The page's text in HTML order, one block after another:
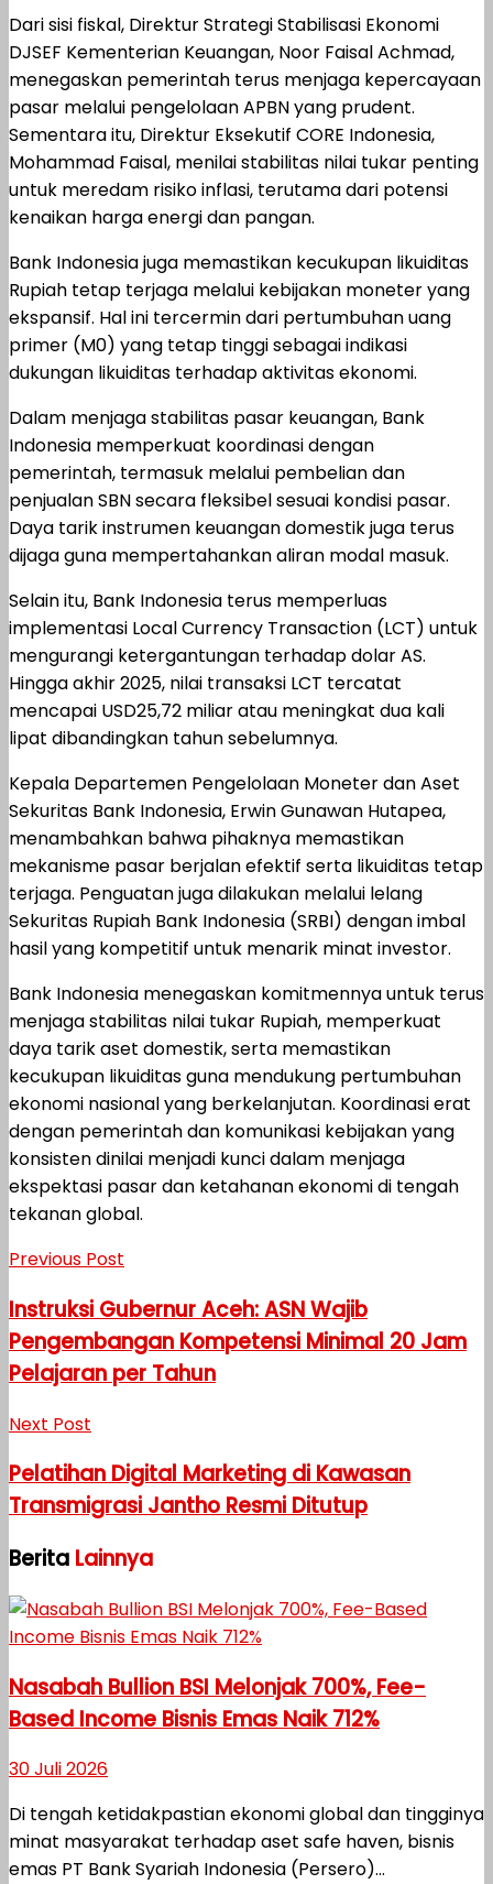
Dari sisi fiskal, Direktur Strategi Stabilisasi Ekonomi
DJSEF Kementerian Keuangan, Noor Faisal Achmad,
menegaskan pemerintah terus menjaga kepercayaan
pasar melalui pengelolaan APBN yang prudent.
Sementara itu, Direktur Eksekutif CORE Indonesia,
Mohammad Faisal, menilai stabilitas nilai tukar penting
untuk meredam risiko inflasi, terutama dari potensi
kenaikan harga energi dan pangan.
Bank Indonesia juga memastikan kecukupan likuiditas
Rupiah tetap terjaga melalui kebijakan moneter yang
ekspansif. Hal ini tercermin dari pertumbuhan uang
primer (M0) yang tetap tinggi sebagai indikasi
dukungan likuiditas terhadap aktivitas ekonomi.
Dalam menjaga stabilitas pasar keuangan, Bank
Indonesia memperkuat koordinasi dengan
pemerintah, termasuk melalui pembelian dan
penjualan SBN secara fleksibel sesuai kondisi pasar.
Daya tarik instrumen keuangan domestik juga terus
dijaga guna mempertahankan aliran modal masuk.
Selain itu, Bank Indonesia terus memperluas
implementasi Local Currency Transaction (LCT) untuk
mengurangi ketergantungan terhadap dolar AS.
Hingga akhir 2025, nilai transaksi LCT tercatat
mencapai USD25,72 miliar atau meningkat dua kali
lipat dibandingkan tahun sebelumnya.
Kepala Departemen Pengelolaan Moneter dan Aset
Sekuritas Bank Indonesia, Erwin Gunawan Hutapea,
menambahkan bahwa pihaknya memastikan
mekanisme pasar berjalan efektif serta likuiditas tetap
terjaga. Penguatan juga dilakukan melalui lelang
Sekuritas Rupiah Bank Indonesia (SRBI) dengan imbal
hasil yang kompetitif untuk menarik minat investor.
Bank Indonesia menegaskan komitmennya untuk terus
menjaga stabilitas nilai tukar Rupiah, memperkuat
daya tarik aset domestik, serta memastikan
kecukupan likuiditas guna mendukung pertumbuhan
ekonomi nasional yang berkelanjutan. Koordinasi erat
dengan pemerintah dan komunikasi kebijakan yang
konsisten dinilai menjadi kunci dalam menjaga
ekspektasi pasar dan ketahanan ekonomi di tengah
tekanan global.
Previous Post
Instruksi Gubernur Aceh: ASN Wajib
Pengembangan Kompetensi Minimal 20 Jam
Pelajaran per Tahun
Next Post
Pelatihan Digital Marketing di Kawasan
Transmigrasi Jantho Resmi Ditutup
Berita Lainnya
Nasabah Bullion BSI Melonjak 700%, Fee-
Based Income Bisnis Emas Naik 712%
30 Juli 2026
Di tengah ketidakpastian ekonomi global dan tingginya
minat masyarakat terhadap aset safe haven, bisnis
emas PT Bank Syariah Indonesia (Persero)...